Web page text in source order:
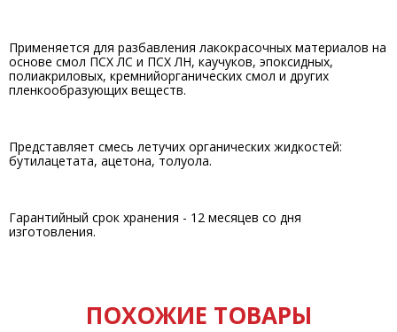
Применяется для разбавления лакокрасочных материалов на
основе смол ПСХ ЛС и ПСХ ЛН, каучуков, эпоксидных,
полиакриловых, кремнийорганических смол и других
пленкообразующих веществ.
Представляет смесь летучих органических жидкостей:
бутилацетата, ацетона, толуола.
Гарантийный срок хранения - 12 месяцев со дня
изготовления.
ПОХОЖИЕ ТОВАРЫ